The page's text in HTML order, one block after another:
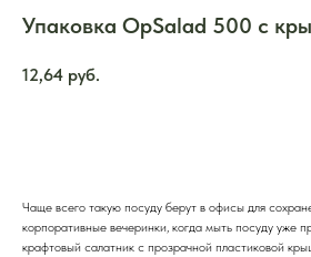
Упаковка OpSalad 500 с
12,64 руб.
Чаще всего такую посуду берут в офисы для
корпоративные вечеринки, когда мыть посуду уже
крафтовый салатник с прозрачной пластиковой